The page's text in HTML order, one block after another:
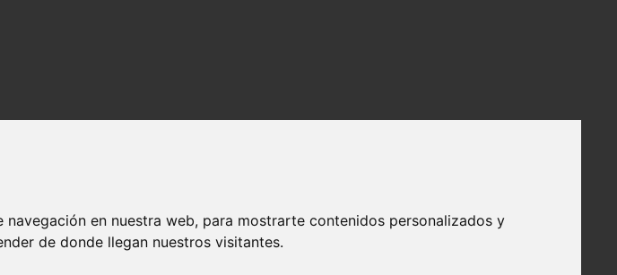
en nuestra web, para mostrarte contenidos personalizados y
de donde llegan nuestros visitantes.